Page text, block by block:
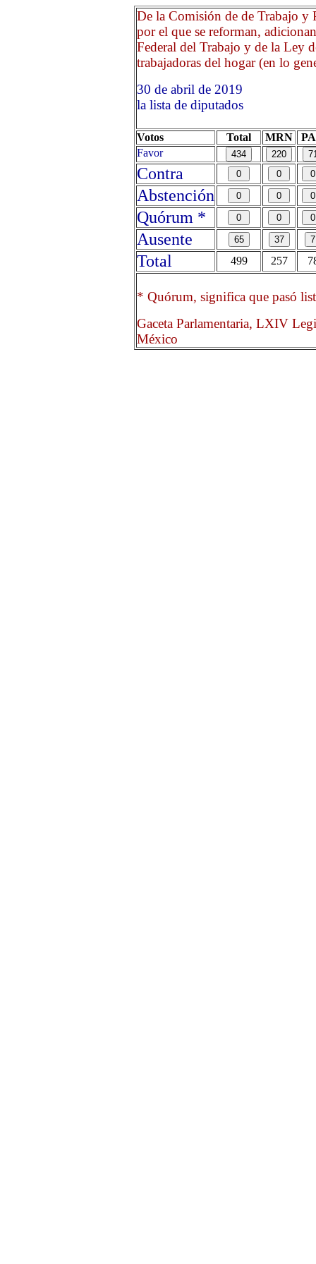
De la Comisión de de Trabajo y
por el que se reforman,
Federal del Trabajo y de la Ley
trabajadoras del hogar (en lo
30 de abril de 2019
la lista de diputados
Votos Total MRN
Favor
Contra
Abstención
Quórum *
Ausente
Total
499 257
* Quórum, significa que pasó
Gaceta Parlamentaria, LXIV
México